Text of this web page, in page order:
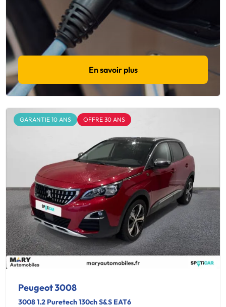
En savoir plus
GARANTIE 10 ANS OFFRE 30 ANS
Peugeot 3008
3008 1.2 Puretech 130ch S&S EAT6